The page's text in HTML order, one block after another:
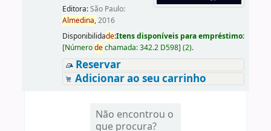
Editora:São Paulo:
Almedina,2016
Disponibilidade:Itens disponíveis para empréstimo:
[Númerodechamada:342.2 D598] (2).
Reservar
Adicionar ao seu carrinho
Não encontrou o
que procura?